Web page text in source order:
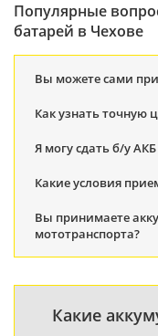
Популярные
батарей в Чехове
Вы можете сами
Как узнать точную
Я могу сдать б/у
Какие условия
Вы принимаете
мототранспорта?
Какие